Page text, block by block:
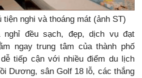
tiện nghi và thoáng mát (ảnh ST)
nghỉ đều sạch, đẹp, dịch vụ đạt
ngay trung tâm của thành phố
tiếp cận với nhiều điểm du lịch
Dương, sân Golf 18 lỗ, các thắng